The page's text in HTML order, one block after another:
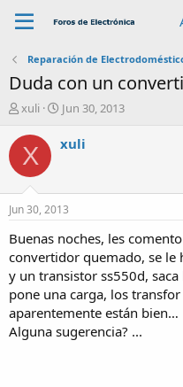
Reparación de
Duda con un
A
t
o
r
xuli
F
c
e
i
n
c
i
o
Jun 30, 2013
X xuli
Jun 30, 2013
Buenas noches, les
convertidor quemado, se le
y un transistor ss550d,
pone una carga, los
aparentemente están bien…
Alguna sugerencia? ...